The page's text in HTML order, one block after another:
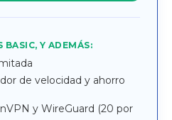
BASIC, Y ADEMÁS:
de velocidad y ahorro
y WireGuard (20 por